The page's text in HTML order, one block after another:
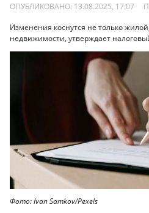
ОПУБЛИКОВАНО: 13.08.2025, 17:07
Изменения коснутся не только
недвижимости, утверждает
Фото: Ivan Samkov/Pexels